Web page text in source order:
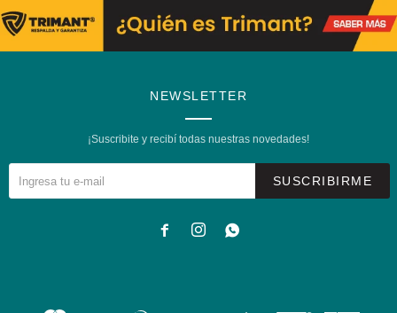
NEWSLETTER
¡Suscribite y recibí todas nuestras novedades!
SUSCRIBIRME
  